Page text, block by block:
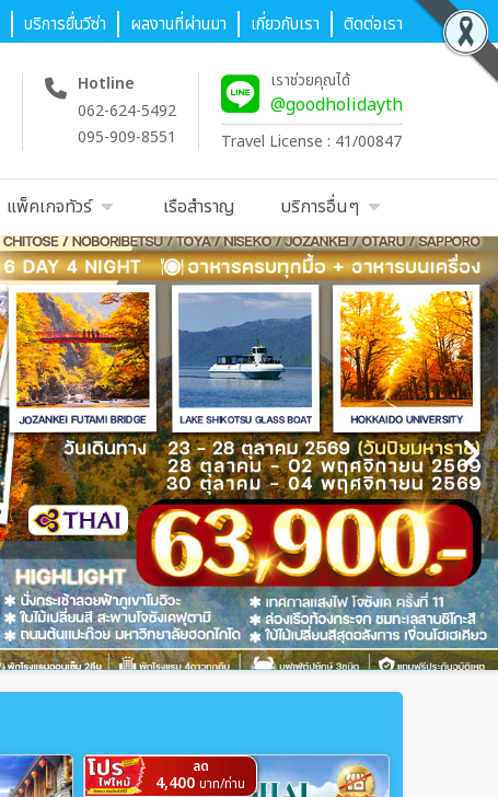
บริการยื่นวีซ่า ผลงานที่ผ่านมา เกี่ยวกับเรา ติดต่อเรา
Hotline
062-624-5492
095-909-8551
เราช่วยคุณได้
@goodholidayth
Travel License : 41/00847
แพ็คเกจทัวร์ เรือสำราญ บริการอื่นๆ
ลด
4,400บาท/ท่าน